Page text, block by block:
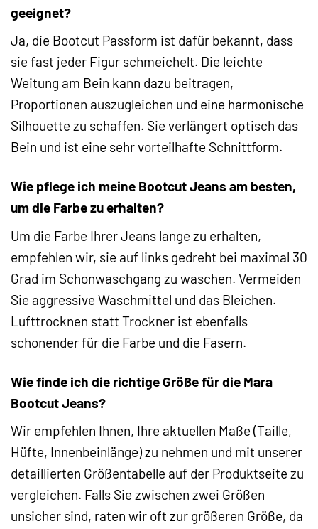
geeignet?
Ja, die Bootcut Passform ist dafür bekannt, dass
sie fast jeder Figur schmeichelt. Die leichte
Weitung am Bein kann dazu beitragen,
Proportionen auszugleichen und eine harmonische
Silhouette zu schaffen. Sie verlängert optisch das
Bein und ist eine sehr vorteilhafte Schnittform.
Wie pflege ich meine Bootcut Jeans am besten,
um die Farbe zu erhalten?
Um die Farbe Ihrer Jeans lange zu erhalten,
empfehlen wir, sie auf links gedreht bei maximal 30
Grad im Schonwaschgang zu waschen. Vermeiden
Sie aggressive Waschmittel und das Bleichen.
Lufttrocknen statt Trockner ist ebenfalls
schonender für die Farbe und die Fasern.
Wie finde ich die richtige Größe für die Mara
Bootcut Jeans?
Wir empfehlen Ihnen, Ihre aktuellen Maße (Taille,
Hüfte, Innenbeinlänge) zu nehmen und mit unserer
detaillierten Größentabelle auf der Produktseite zu
vergleichen. Falls Sie zwischen zwei Größen
unsicher sind, raten wir oft zur größeren Größe, da